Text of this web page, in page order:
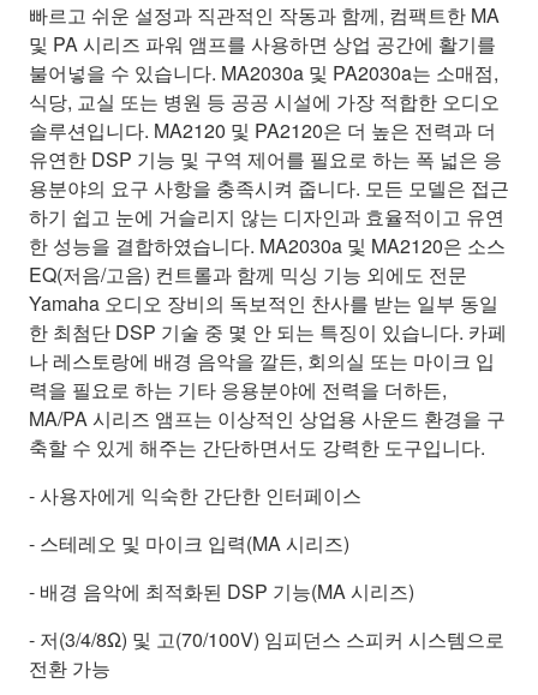
빠르고 쉬운 설정과 직관적인 작동과 함께, 컴팩트한 MA
및 PA 시리즈 파워 앰프를 사용하면 상업 공간에 활기를
불어넣을 수 있습니다. MA2030a 및 PA2030a는 소매점,
식당, 교실 또는 병원 등 공공 시설에 가장 적합한 오디오
솔루션입니다. MA2120 및 PA2120은 더 높은 전력과 더
유연한 DSP 기능 및 구역 제어를 필요로 하는 폭 넓은 응
용분야의 요구 사항을 충족시켜 줍니다. 모든 모델은 접근
하기 쉽고 눈에 거슬리지 않는 디자인과 효율적이고 유연
한 성능을 결합하였습니다. MA2030a 및 MA2120은 소스
EQ(저음/고음) 컨트롤과 함께 믹싱 기능 외에도 전문
Yamaha 오디오 장비의 독보적인 찬사를 받는 일부 동일
한 최첨단 DSP 기술 중 몇 안 되는 특징이 있습니다. 카페
나 레스토랑에 배경 음악을 깔든, 회의실 또는 마이크 입
력을 필요로 하는 기타 응용분야에 전력을 더하든,
MA/PA 시리즈 앰프는 이상적인 상업용 사운드 환경을 구
축할 수 있게 해주는 간단하면서도 강력한 도구입니다.
- 사용자에게 익숙한 간단한 인터페이스
- 스테레오 및 마이크 입력(MA 시리즈)
- 배경 음악에 최적화된 DSP 기능(MA 시리즈)
- 저(3/4/8Ω) 및 고(70/100V) 임피던스 스피커 시스템으로
전환 가능